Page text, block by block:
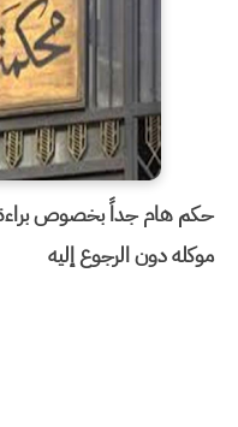
حكم هام جداً بخصوص براءة
موكله دون الرجوع إليه